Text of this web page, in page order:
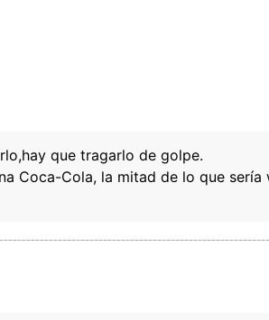
que tragarlo de golpe.
Coca-Cola, la mitad de lo que